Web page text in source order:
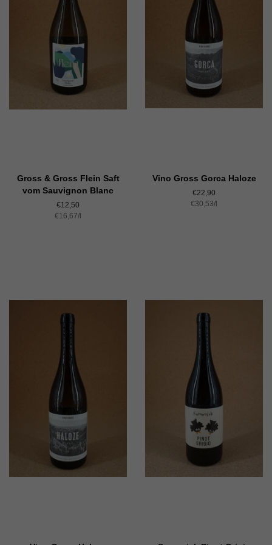
Gross & Gross Flein Saft
vom Sauvignon Blanc
Normaler
Preis
€12,50
Einzelpreis
€16,67/
Vino Gross Gorca Haloze
Normaler
Preis
€22,90
Einzelpreis
€30,53/